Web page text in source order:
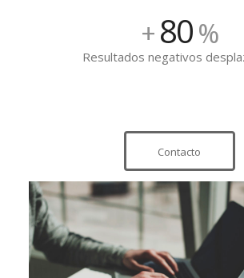
+80%
Resultados negativos
Contacto